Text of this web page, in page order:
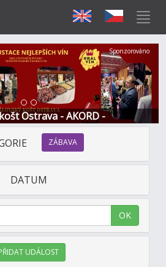
Ostrava - AKORD -
Další
Sponzorováno
ZÁBAVA
DATUM
OK
UDÁLOST